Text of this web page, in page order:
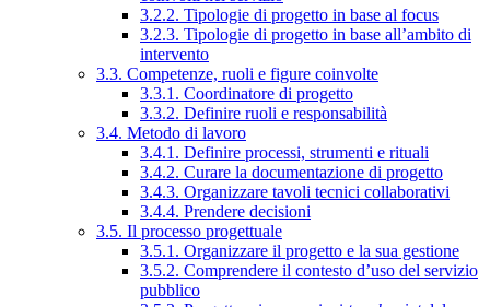
3.2.2. Tipologie di progetto in base al focus
3.2.3. Tipologie di progetto in base all’ambito di
intervento
3.3. Competenze, ruoli e figure coinvolte
3.3.1. Coordinatore di progetto
3.3.2. Definire ruoli e responsabilità
3.4. Metodo di lavoro
3.4.1. Definire processi, strumenti e rituali
3.4.2. Curare la documentazione di progetto
3.4.3. Organizzare tavoli tecnici collaborativi
3.4.4. Prendere decisioni
3.5. Il processo progettuale
3.5.1. Organizzare il progetto e la sua gestione
3.5.2. Comprendere il contesto d’uso del servizio
pubblico